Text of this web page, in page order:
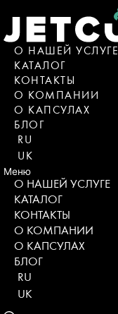
О НАШЕЙ УСЛУГЕ
КАТАЛОГ
КОНТАКТЫ
О КОМПАНИИ
О КАПСУЛАХ
БЛОГ
RU
UK
Меню
О НАШЕЙ УСЛУГЕ
КАТАЛОГ
КОНТАКТЫ
О КОМПАНИИ
О КАПСУЛАХ
БЛОГ
RU
UK